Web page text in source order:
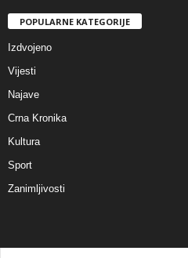
POPULARNE KATEGORIJE
Izdvojeno
Vijesti
Najave
Crna Kronika
Kultura
Sport
Zanimljivosti